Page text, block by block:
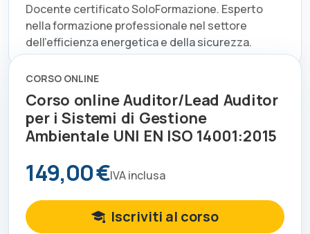
Docente certificato SoloFormazione. Esperto
nella formazione professionale nel settore
dell'efficienza energetica e della sicurezza.
CORSO ONLINE
Corso online Auditor/Lead Auditor
per i Sistemi di Gestione
Ambientale UNI EN ISO 14001:2015
149,00 €IVA inclusa
Iscriviti al corso